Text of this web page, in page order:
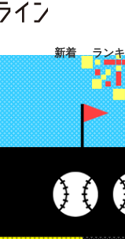
新着 ラン
スクープ
お
#
#